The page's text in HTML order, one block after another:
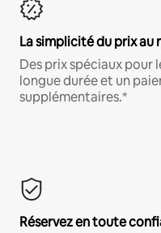
La simplicité du prix au
Des prix spéciaux pour
longue durée et un
supplémentaires.*
Réservez en toute